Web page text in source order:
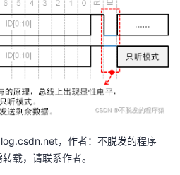
，作者：不脱发的程序
载，请联系作者。